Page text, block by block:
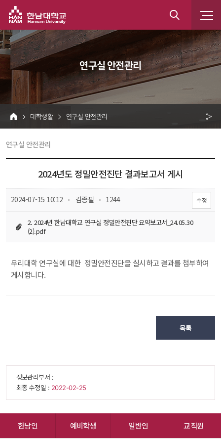
통
합
검
색
연구실 안전관리
HOME
대학생활 연구실 안전관리
유
연구실 안전관리
2024년도 정밀안전진단 결과보고서 게시
2024-07-15 10:12 김종필 1244 수정
2. 2024년 한남대학교 연구실 정밀안전진단 요약보고서_24.05.30
(2).pdf
우리대학 연구실에 대한 정밀안전진단을 실시하고 결과를 첨부하여
게시합니다.
목록
정보관리부서 :
최종 수정일 : 2022-02-25
한남인 예비학생 일반인 교직원